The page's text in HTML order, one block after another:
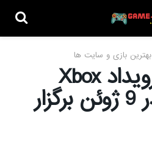
بهترین بازی و سایت ها
مایکروسافت رویداد Xbox
Showcase را در 9 ژوئن برگزار